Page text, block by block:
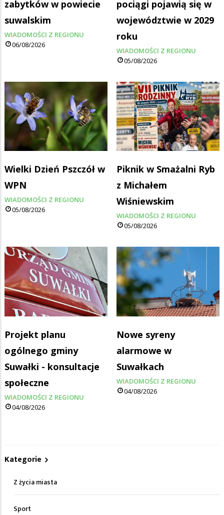
zabytków w powiecie
suwalskim
WIADOMOŚCI Z REGIONU
06/08/2026
pociągi pojawią się w
województwie w 2029
roku
WIADOMOŚCI Z REGIONU
05/08/2026
Wielki Dzień Pszczół w
WPN
WIADOMOŚCI Z REGIONU
05/08/2026
Piknik w Smażalni Ryb
z Michałem
Wiśniewskim
WIADOMOŚCI Z REGIONU
05/08/2026
Projekt planu
ogólnego gminy
Suwałki - konsultacje
społeczne
WIADOMOŚCI Z REGIONU
04/08/2026
Nowe syreny
alarmowe w
Suwałkach
WIADOMOŚCI Z REGIONU
04/08/2026
Kategorie
Z życia miasta
Sport